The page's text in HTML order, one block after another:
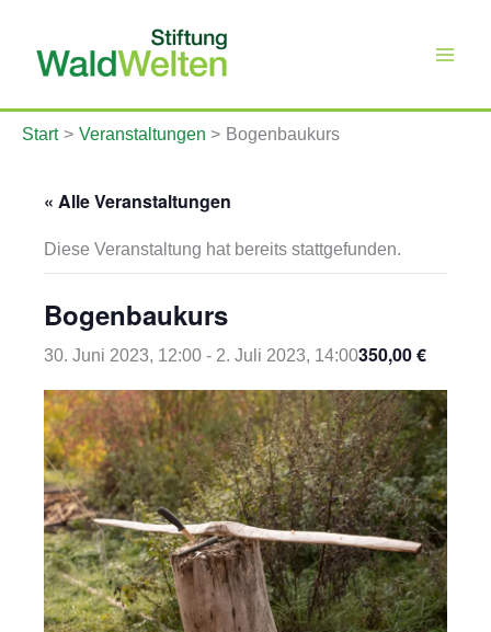
springen
Start Veranstaltungen Bogenbaukurs
« Alle Veranstaltungen
Diese Veranstaltung hat bereits stattgefunden.
Bogenbaukurs
30. Juni 2023, 12:00 - 2. Juli 2023, 14:00350,00 €